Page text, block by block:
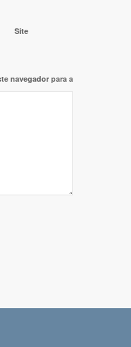
Site
navegador para a